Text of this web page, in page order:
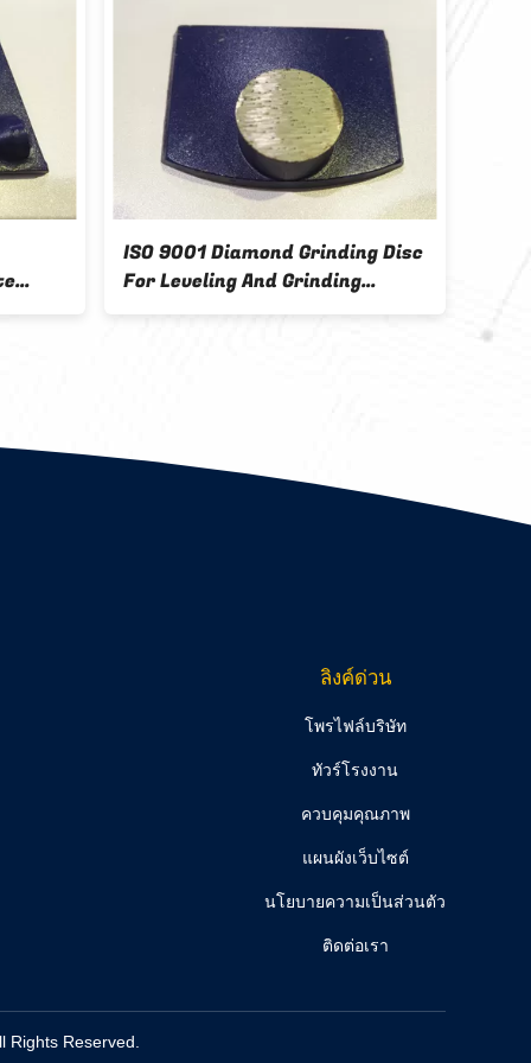
Stable Golden Diamond Cup
Grinding Wheel 30# 50# 100#
150# 300#
ลิงค์ด่วน
โพรไฟล์บริษัท
ทัวร์โรงงาน
ควบคุมคุณภาพ
แผนผังเว็บไซต์
นโยบายความเป็นส่วนตัว
ติดต่อเรา
Reserved.